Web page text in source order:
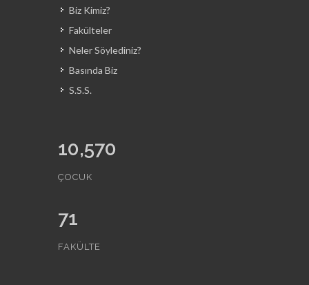
Biz Kimiz?
Fakülteler
Neler Söylediniz?
Basında Biz
S.S.S.
10,570
ÇOCUK
71
FAKÜLTE